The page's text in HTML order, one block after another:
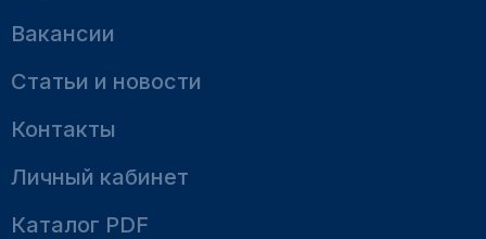
Вакансии
Статьи и новости
Контакты
Личный кабинет
Каталог PDF